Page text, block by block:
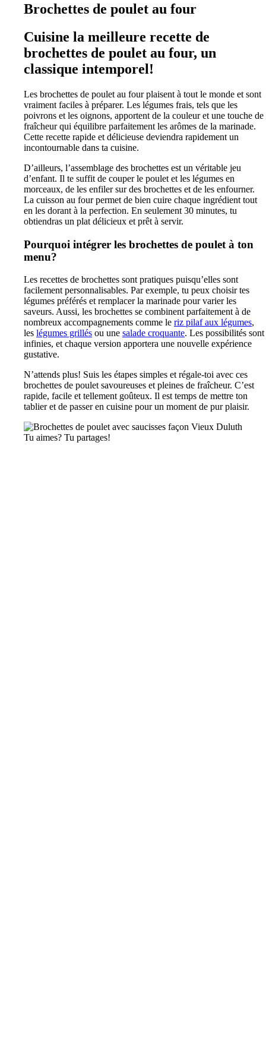
Brochettes de poulet au four
Cuisine la meilleure recette de
brochettes de poulet au four, un
classique intemporel!
Les brochettes de poulet au four plaisent à tout le monde et sont
vraiment faciles à préparer. Les légumes frais, tels que les
poivrons et les oignons, apportent de la couleur et une touche de
fraîcheur qui équilibre parfaitement les arômes de la marinade.
Cette recette rapide et délicieuse deviendra rapidement un
incontournable dans ta cuisine.
D’ailleurs, l’assemblage des brochettes est un véritable jeu
d’enfant. Il te suffit de couper le poulet et les légumes en
morceaux, de les enfiler sur des brochettes et de les enfourner.
La cuisson au four permet de bien cuire chaque ingrédient tout
en les dorant à la perfection. En seulement 30 minutes, tu
obtiendras un plat délicieux et prêt à servir.
Pourquoi intégrer les brochettes de poulet à ton
menu?
Les recettes de brochettes sont pratiques puisqu’elles sont
facilement personnalisables. Par exemple, tu peux choisir tes
légumes préférés et remplacer la marinade pour varier les
saveurs. Aussi, les brochettes se combinent parfaitement à de
nombreux accompagnements comme le riz pilaf aux légumes,
les légumes grillés ou une salade croquante. Les possibilités sont
infinies, et chaque version apportera une nouvelle expérience
gustative.
N’attends plus! Suis les étapes simples et régale-toi avec ces
brochettes de poulet savoureuses et pleines de fraîcheur. C’est
rapide, facile et tellement goûteux. Il est temps de mettre ton
tablier et de passer en cuisine pour un moment de pur plaisir.
Tu aimes? Tu partages!